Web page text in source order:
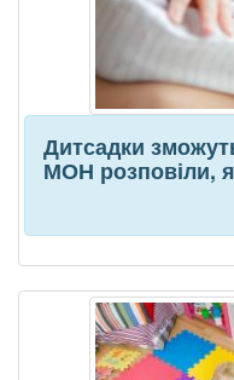
Дитсадки
МОН розповіли,